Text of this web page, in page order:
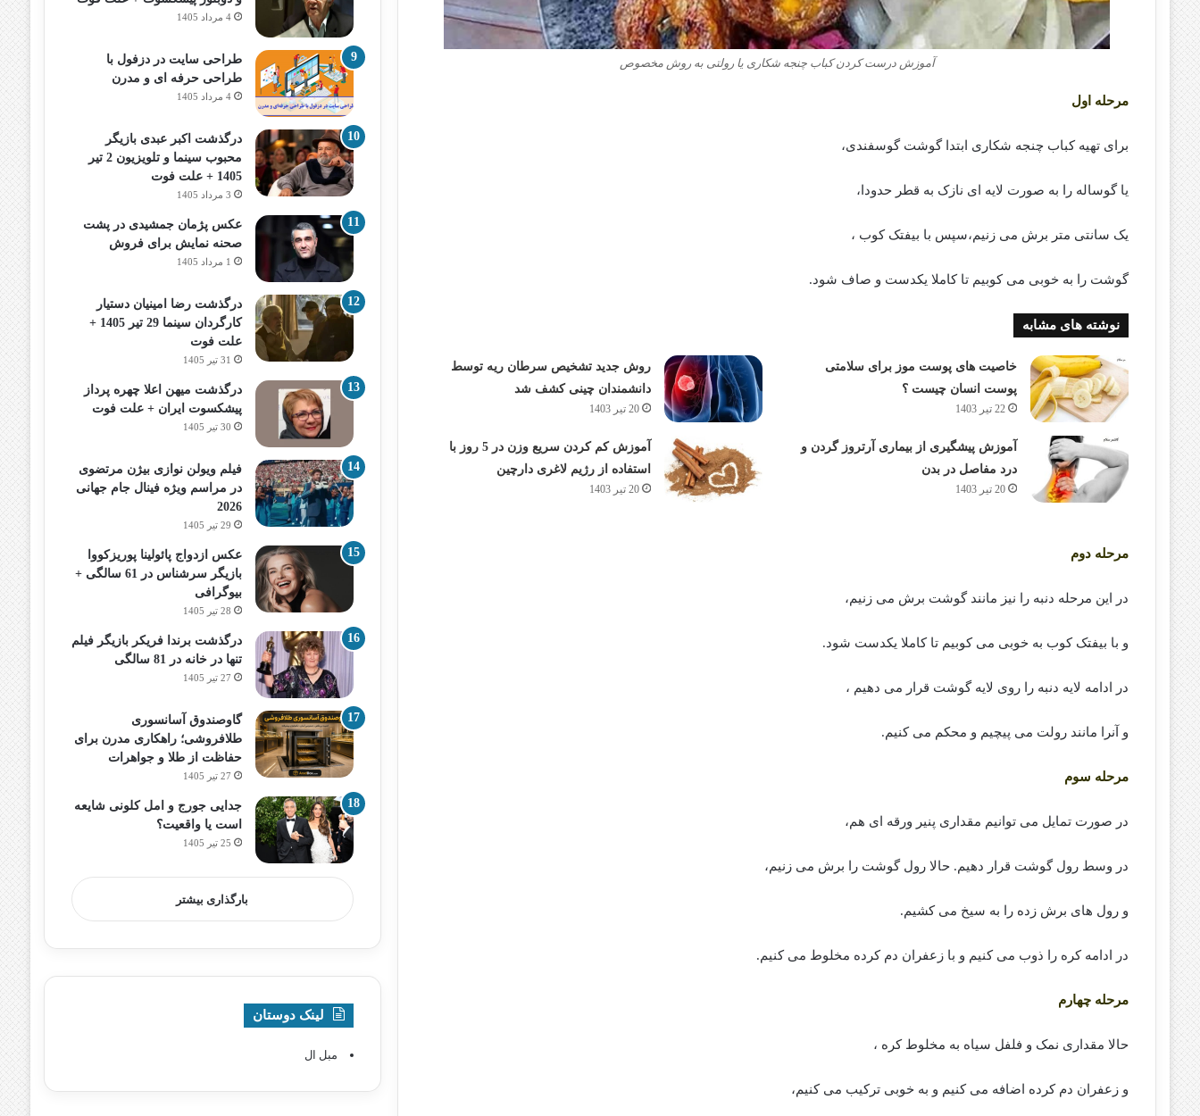
آموزش درست کردن کباب چنجه شکاری یا رولتی به روش مخصوص
مرحله اول
برای تهیه کباب چنجه شکاری ابتدا گوشت گوسفندی،
یا گوساله را به صورت لایه ای نازک به قطر حدودا،
یک سانتی متر برش می زنیم،سپس با بیفتک کوب ،
گوشت را به خوبی می کوبیم تا کاملا یکدست و صاف شود.
نوشته های مشابه
خاصیت های پوست موز برای سلامتی
پوست انسان چیست ؟
22 تیر 1403
روش جدید تشخیص سرطان ریه توسط
دانشمندان چینی کشف شد
20 تیر 1403
آموزش پیشگیری از بیماری آرتروز گردن و
درد مفاصل در بدن
20 تیر 1403
آموزش کم کردن سریع وزن در 5 روز با
استفاده از رژیم لاغری دارچین
20 تیر 1403
مرحله دوم
در این مرحله دنبه را نیز مانند گوشت برش می زنیم،
و با بیفتک کوب به خوبی می کوبیم تا کاملا یکدست شود.
در ادامه لایه دنبه را روی لایه گوشت قرار می دهیم ،
و آنرا مانند رولت می پیچیم و محکم می کنیم.
مرحله سوم
در صورت تمایل می توانیم مقداری پنیر ورقه ای هم،
در وسط رول گوشت قرار دهیم. حالا رول گوشت را برش می زنیم،
و رول های برش زده را به سیخ می کشیم.
در ادامه کره را ذوب می کنیم و با زعفران دم کرده مخلوط می کنیم.
مرحله چهارم
حالا مقداری نمک و فلفل سیاه به مخلوط کره ،
و زعفران دم کرده اضافه می کنیم و به خوبی ترکیب می کنیم،
4 مرداد 1405
طراحی سایت در دزفول با
طراحی حرفه‌ ای و مدرن
4 مرداد 1405
درگذشت اکبر عبدی بازیگر
محبوب سینما و تلویزیون 2 تیر
1405 + علت فوت
3 مرداد 1405
عکس پژمان جمشیدی در پشت
صحنه نمایش برای فروش
1 مرداد 1405
درگذشت رضا امینیان دستیار
کارگردان سینما 29 تیر 1405 +
علت فوت
31 تیر 1405
درگذشت میهن اعلا چهره پرداز
پیشکسوت ایران + علت فوت
30 تیر 1405
فیلم ویولن نوازی بیژن مرتضوی
در مراسم ویژه فینال جام جهانی
2026
29 تیر 1405
عکس ازدواج پائولینا پوریزکووا
بازیگر سرشناس در 61 سالگی +
بیوگرافی
28 تیر 1405
درگذشت برندا فریکر بازیگر فیلم
تنها در خانه در 81 سالگی
27 تیر 1405
گاوصندوق آسانسوری
طلافروشی؛ راهکاری مدرن برای
حفاظت از طلا و جواهرات
27 تیر 1405
جدایی جورج و امل کلونی شایعه
است یا واقعیت؟
25 تیر 1405
بارگذاری بیشتر
لینک دوستان
مبل ال